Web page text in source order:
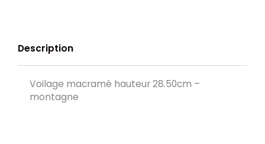
Description
Voilage macramé hauteur 28.50cm –
montagne